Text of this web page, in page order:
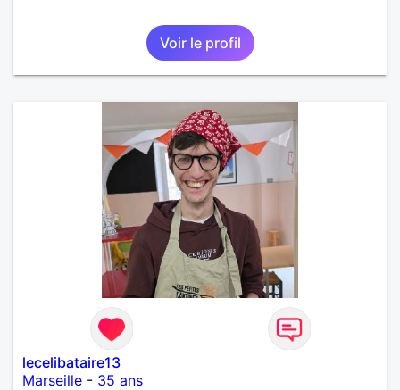
Voir le profil
lecelibataire13
Marseille - 35 ans